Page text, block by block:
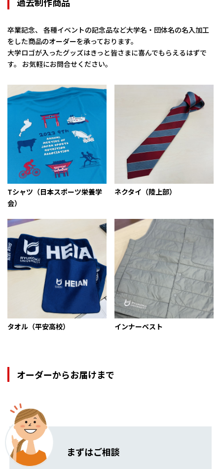
卒業記念、 各種イベントの記念品など大学名・団体名の名入加工
をした商品のオーダーを承っております。
大学ロゴが入ったグッズはきっと皆さまに喜んでもらえるはずで
す。 お気軽にお問合せください。
Tシャツ（日本スポーツ栄養学
会）
ネクタイ（陸上部）
タオル（平安高校） インナーベスト
オーダーからお届けまで
まずはご相談